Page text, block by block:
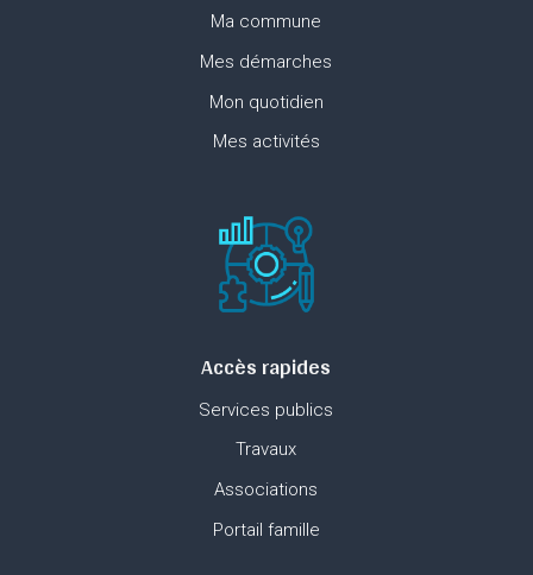
Ma commune
Mes démarches
Mon quotidien
Mes activités
Accès rapides
Services publics
Travaux
Associations
Portail famille